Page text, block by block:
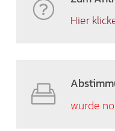
Hier
wurde